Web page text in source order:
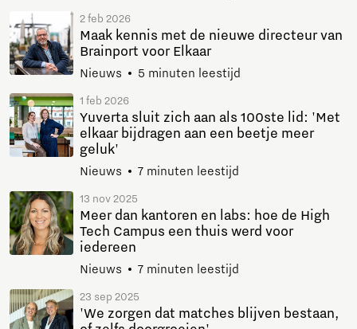
2 feb 2026
Maak kennis met de nieuwe directeur van
Brainport voor Elkaar
Nieuws 5 minuten leestijd
1 feb 2026
Yuverta sluit zich aan als 100ste lid: 'Met
elkaar bijdragen aan een beetje meer
geluk'
Nieuws 7 minuten leestijd
13 nov 2025
Meer dan kantoren en labs: hoe de High
Tech Campus een thuis werd voor
iedereen
Nieuws 7 minuten leestijd
23 sep 2025
'We zorgen dat matches blijven bestaan,